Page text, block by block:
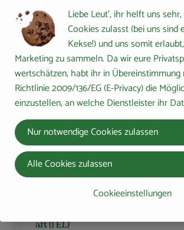
Du hast sicher:
1 TL
Honig
Auswahl ändern
Bioladen*
250g
15,96 € / 1kg
aft (1 EL)
Liebe Leut', ihr helft uns
Cookies zulasst (bei uns sind
Kekse!) und uns somit
Marketing zu sammeln. Da wir eure
wertschätzen, habt ihr in Übereinstimmung
Richtlinie 2009/136/EG (E-Privacy) die
einzustellen, an welche Dienstleister ihr
Cookieeinstellungen
Nur notwendige Cookies zulassen
Alle Cookies zulassen